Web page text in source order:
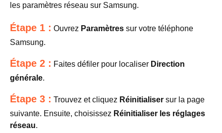
les paramètres réseau sur Samsung.
Étape 1 : Ouvrez Paramètres sur votre téléphone
Samsung.
Étape 2 : Faites défiler pour localiser Direction
générale.
Étape 3 : Trouvez et cliquez Réinitialiser sur la page
suivante. Ensuite, choisissez Réinitialiser les réglages
réseau.